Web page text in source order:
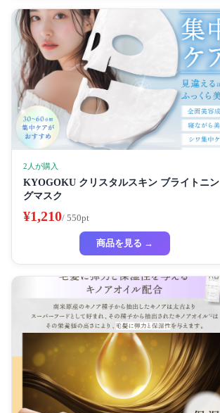
2人が購入
KYOGOKU クリスタルスキン ブライトニン
グマスク
¥1,210/ 550pt
商品を見る →